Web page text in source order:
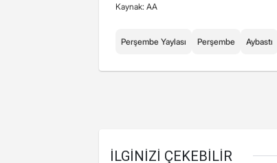
Kaynak: AA
Perşembe Yaylası Perşembe Aybastı